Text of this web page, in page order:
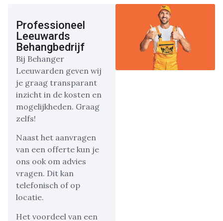
Professioneel
Leeuwards
Behangbedrijf
Bij Behanger
Leeuwarden geven wij
je graag transparant
inzicht in de kosten en
mogelijkheden. Graag
zelfs!
Naast het aanvragen
van een offerte kun je
ons ook om advies
vragen. Dit kan
telefonisch of op
locatie.
Het voordeel van een